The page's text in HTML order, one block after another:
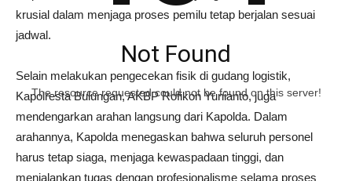
krusial dalam menjaga proses pemilu tetap berjalan sesuai
jadwal.
Selain melakukan pengecekan fisik di gudang logistik,
Kapolresta Bulungan, AKBP Rofikoh Yunianto, juga
mendengarkan arahan langsung dari Kapolda. Dalam
arahannya, Kapolda menegaskan bahwa seluruh personel
harus tetap siaga, menjaga kewaspadaan tinggi, dan
menjalankan tugas dengan profesionalisme selama proses
Not Found
The resource requested could not be found on this server!